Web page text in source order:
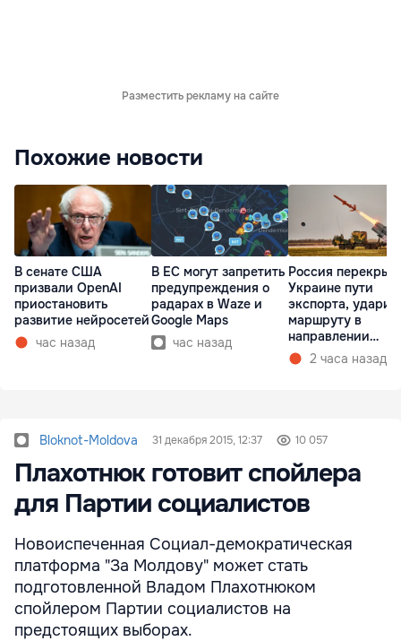
Разместить рекламу на сайте
Похожие новости
В сенате США
призвали OpenAI
приостановить
развитие нейросетей
час назад
В ЕС могут запретить
предупреждения о
радарах в Waze и
Google Maps
час назад
Россия
Украине пути
экспорта, ударив
маршруту в
направлении
Молдовы
2 часа назад
Bloknot-Moldova 31 декабря 2015, 12:37 10 057
Плахотнюк готовит спойлера
для Партии социалистов
Новоиспеченная Социал-демократическая
платформа "За Молдову" может стать
подготовленной Владом Плахотнюком
спойлером Партии социалистов на
предстоящих выборах.